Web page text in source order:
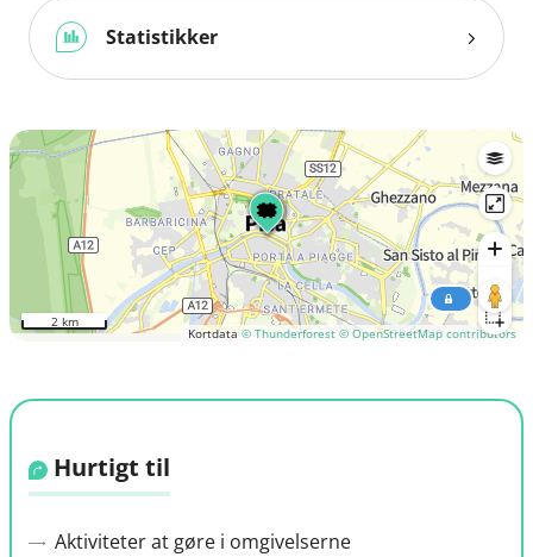
Statistikker
Kortdata© Thunderforest © OpenStreetMap contributors
2 km
Hurtigt til
Aktiviteter at gøre i omgivelserne